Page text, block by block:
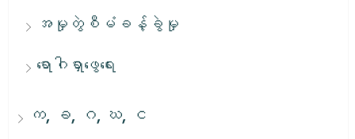
အမှုတွဲစီမံခန့်ခွဲမှု
ရောဂါရှာဖွေရေး
က, ခ, ဂ, ဃ, င